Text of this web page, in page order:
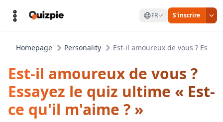
FR S'inscrire
Homepage Personality Est-il amoureux de vous ?
Est-il amoureux de vous ?
Essayez le quiz ultime « Est-
ce qu'il m'aime ? »